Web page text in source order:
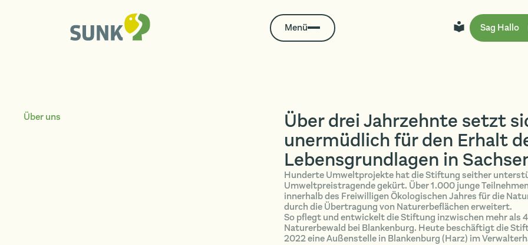
Menü Sag Hallo
Über uns Über drei Jahrzehnte setzt
unermüdlich für den Erhalt
Lebensgrundlagen in
Hunderte Umweltprojekte hat die Stiftung seither
Umweltpreistragende gekürt. Über 1.000 junge
innerhalb des Freiwilligen Ökologischen Jahres für die
durch die Übertragung von Naturerbeflächen erweitert.
So pflegt und entwickelt die Stiftung inzwischen mehr als
Naturerbewald bei Blankenburg. Heute beschäftigt die
2022 eine Außenstelle in Blankenburg (Harz) im